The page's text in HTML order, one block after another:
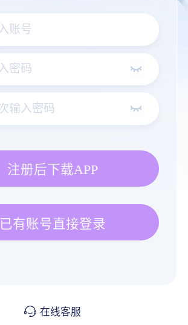
注册后下载APP
已有账号直接登录
在线客服